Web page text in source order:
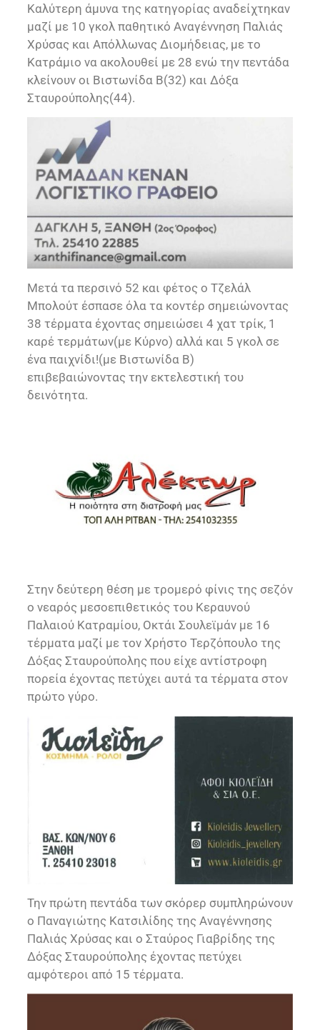
Καλύτερη άμυνα της κατηγορίας αναδείχτηκαν
μαζί με 10 γκολ παθητικό Αναγέννηση Παλιάς
Χρύσας και Απόλλωνας Διομήδειας, με το
Κατράμιο να ακολουθεί με 28 ενώ την πεντάδα
κλείνουν οι Βιστωνίδα Β(32) και Δόξα
Σταυρούπολης(44).
Μετά τα περσινό 52 και φέτος ο Τζελάλ
Μπολούτ έσπασε όλα τα κοντέρ σημειώνοντας
38 τέρματα έχοντας σημειώσει 4 χατ τρίκ, 1
καρέ τερμάτων(με Κύρνο) αλλά και 5 γκολ σε
ένα παιχνίδι!(με Βιστωνίδα Β)
επιβεβαιώνοντας την εκτελεστική του
δεινότητα.
Στην δεύτερη θέση με τρομερό φίνις της σεζόν
ο νεαρός μεσοεπιθετικός του Κεραυνού
Παλαιού Κατραμίου, Οκτάι Σουλεϊμάν με 16
τέρματα μαζί με τον Χρήστο Τερζόπουλο της
Δόξας Σταυρούπολης που είχε αντίστροφη
πορεία έχοντας πετύχει αυτά τα τέρματα στον
πρώτο γύρο.
Την πρώτη πεντάδα των σκόρερ συμπληρώνουν
ο Παναγιώτης Κατσιλίδης της Αναγέννησης
Παλιάς Χρύσας και ο Σταύρος Γιαβρίδης της
Δόξας Σταυρούπολης έχοντας πετύχει
αμφότεροι από 15 τέρματα.